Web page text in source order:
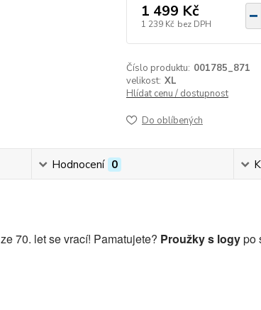
1 499 Kč
1 239 Kč bez DPH
Číslo produktu: 001785_871
velikost: XL
Hlídat cenu / dostupnost
Do oblíbených
Hodnocení 0
ze 70. let se vrací! Pamatujete? Proužky s logypo